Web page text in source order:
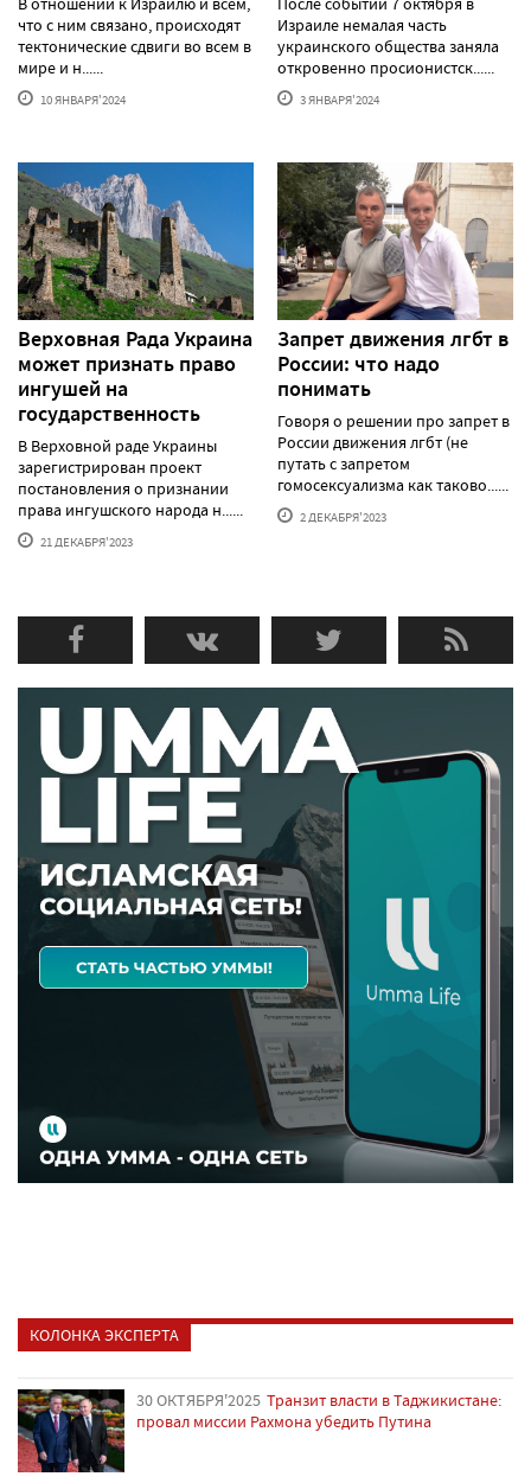
что с ним связано, происходят
тектонические сдвиги во всем в
мире и н......
10 ЯНВАРЯ'2024
Израиле немалая часть
украинского общества заняла
откровенно просионистск......
3 ЯНВАРЯ'2024
Верховная Рада Украина
может признать право
ингушей на
государственность
В Верховной раде Украины
зарегистрирован проект
постановления о признании
права ингушского народа н......
21 ДЕКАБРЯ'2023
Запрет движения лгбт в
России: что надо
понимать
Говоря о решении про запрет в
России движения лгбт (не
путать с запретом
гомосексуализма как таково......
2 ДЕКАБРЯ'2023
КОЛОНКА ЭКСПЕРТА
30 ОКТЯБРЯ'2025 Транзит власти в Таджикистане:
провал миссии Рахмона убедить Путина